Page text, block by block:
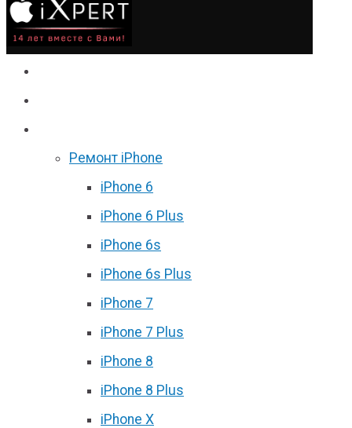
Ремонт iPhone
iPhone 6
iPhone 6 Plus
iPhone 6s
iPhone 6s Plus
iPhone 7
iPhone 7 Plus
iPhone 8
iPhone 8 Plus
iPhone X